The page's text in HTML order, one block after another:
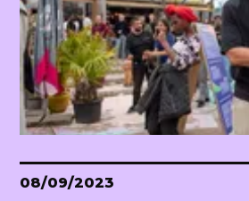
08/09/2023